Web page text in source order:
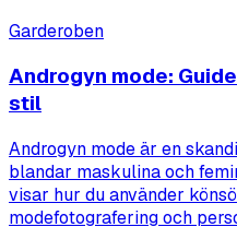
Garderoben
Androgyn mode:
stil
Androgyn mode är en
blandar maskulina och
visar hur du använder
modefotografering och